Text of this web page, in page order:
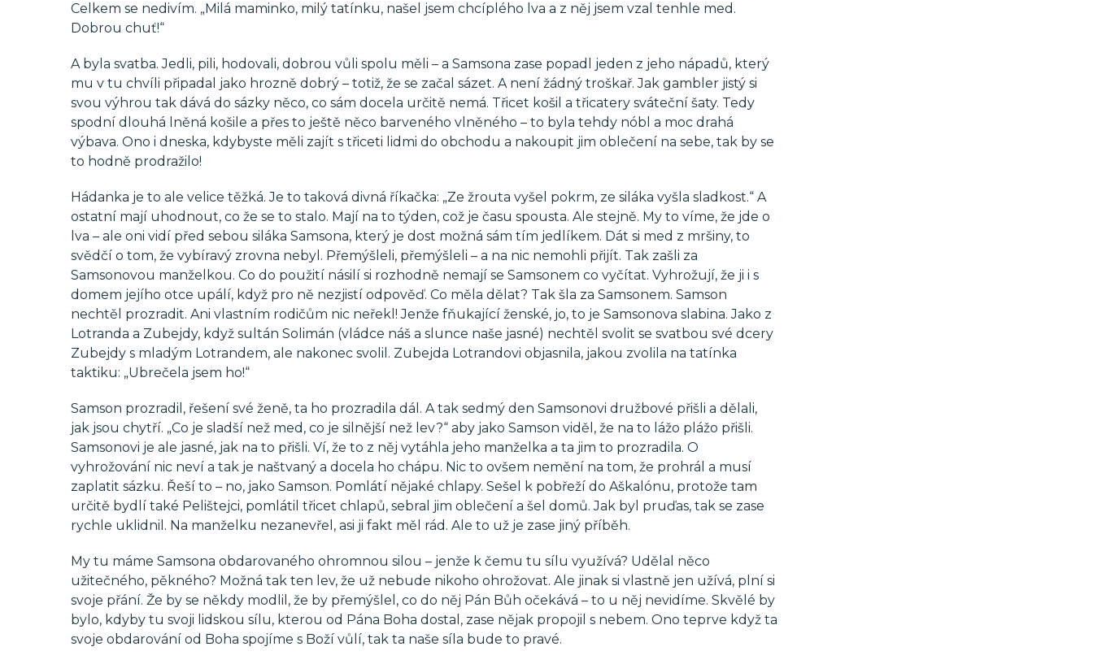
Celkem se nedivím. „Milá maminko, milý tatínku, našel jsem chcíplého lva a z něj jsem vzal tenhle med.
Dobrou chuť!“
A byla svatba. Jedli, pili, hodovali, dobrou vůli spolu měli – a Samsona zase popadl jeden z jeho nápadů, který
mu v tu chvíli připadal jako hrozně dobrý – totiž, že se začal sázet. A není žádný troškař. Jak gambler jistý si
svou výhrou tak dává do sázky něco, co sám docela určitě nemá. Třicet košil a třicatery sváteční šaty. Tedy
spodní dlouhá lněná košile a přes to ještě něco barveného vlněného – to byla tehdy nóbl a moc drahá
výbava. Ono i dneska, kdybyste měli zajít s třiceti lidmi do obchodu a nakoupit jim oblečení na sebe, tak by se
to hodně prodražilo!
Hádanka je to ale velice těžká. Je to taková divná říkačka: „Ze žrouta vyšel pokrm, ze siláka vyšla sladkost.“ A
ostatní mají uhodnout, co že se to stalo. Mají na to týden, což je času spousta. Ale stejně. My to víme, že jde o
lva – ale oni vidí před sebou siláka Samsona, který je dost možná sám tím jedlíkem. Dát si med z mršiny, to
svědčí o tom, že vybíravý zrovna nebyl. Přemýšleli, přemýšleli – a na nic nemohli přijít. Tak zašli za
Samsonovou manželkou. Co do použití násilí si rozhodně nemají se Samsonem co vyčítat. Vyhrožují, že ji i s
domem jejího otce upálí, když pro ně nezjistí odpověď. Co měla dělat? Tak šla za Samsonem. Samson
nechtěl prozradit. Ani vlastním rodičům nic neřekl! Jenže fňukající ženské, jo, to je Samsonova slabina. Jako z
Lotranda a Zubejdy, když sultán Solimán (vládce náš a slunce naše jasné) nechtěl svolit se svatbou své dcery
Zubejdy s mladým Lotrandem, ale nakonec svolil. Zubejda Lotrandovi objasnila, jakou zvolila na tatínka
taktiku: „Ubrečela jsem ho!“
Samson prozradil, řešení své ženě, ta ho prozradila dál. A tak sedmý den Samsonovi družbové přišli a dělali,
jak jsou chytří. „Co je sladší než med, co je silnější než lev?“ aby jako Samson viděl, že na to lážo plážo přišli.
Samsonovi je ale jasné, jak na to přišli. Ví, že to z něj vytáhla jeho manželka a ta jim to prozradila. O
vyhrožování nic neví a tak je naštvaný a docela ho chápu. Nic to ovšem nemění na tom, že prohrál a musí
zaplatit sázku. Řeší to – no, jako Samson. Pomlátí nějaké chlapy. Sešel k pobřeží do Aškalónu, protože tam
určitě bydlí také Pelištejci, pomlátil třicet chlapů, sebral jim oblečení a šel domů. Jak byl pruďas, tak se zase
rychle uklidnil. Na manželku nezanevřel, asi ji fakt měl rád. Ale to už je zase jiný příběh.
My tu máme Samsona obdarovaného ohromnou silou – jenže k čemu tu sílu využívá? Udělal něco
užitečného, pěkného? Možná tak ten lev, že už nebude nikoho ohrožovat. Ale jinak si vlastně jen užívá, plní si
svoje přání. Že by se někdy modlil, že by přemýšlel, co do něj Pán Bůh očekává – to u něj nevidíme. Skvělé by
bylo, kdyby tu svoji lidskou sílu, kterou od Pána Boha dostal, zase nějak propojil s nebem. Ono teprve když ta
svoje obdarování od Boha spojíme s Boží vůlí, tak ta naše síla bude to pravé.